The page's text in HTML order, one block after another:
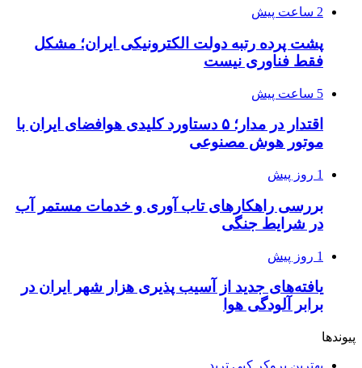
2 ساعت پیش
پشت پرده رتبه دولت الکترونیکی ایران؛ مشکل
فقط فناوری نیست
5 ساعت پیش
اقتدار در مدار؛ ۵ دستاورد کلیدی هوافضای ایران با
موتور هوش مصنوعی
1 روز پیش
بررسی راهکارهای تاب آوری و خدمات مستمر آب
در شرایط جنگی
1 روز پیش
یافته‌های جدید از آسیب پذیری هزار شهر ایران در
برابر آلودگی هوا
پیوندها
بهترین بروکر کپی ترید